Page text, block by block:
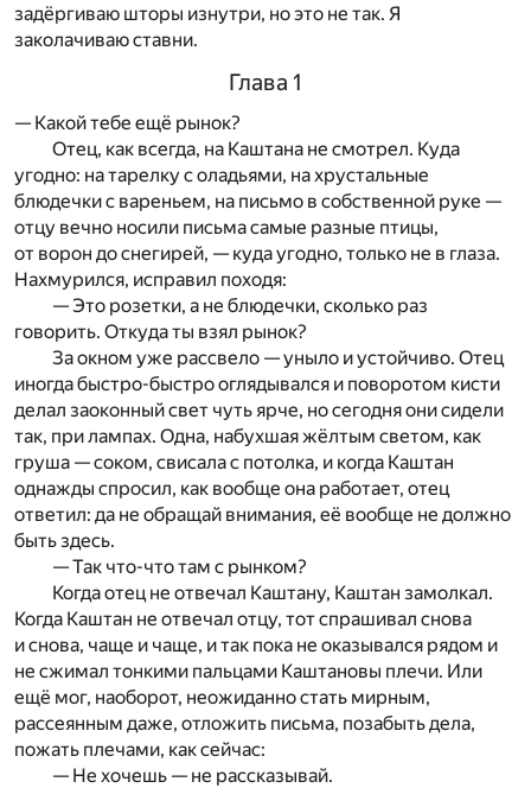
задёргиваю шторы изнутри, но это не так. Я
заколачиваю ставни.
Глава 1
— Какой тебе ещё рынок?
Отец, как всегда, на Каштана не смотрел. Куда
угодно: на тарелку с оладьями, на хрустальные
блюдечки с вареньем, на письмо в собственной руке —
отцу вечно носили письма самые разные птицы,
от ворон до снегирей, — куда угодно, только не в глаза.
Нахмурился, исправил походя:
— Это розетки, а не блюдечки, сколько раз
говорить. Откуда ты взял рынок?
За окном уже рассвело — уныло и устойчиво. Отец
иногда быстро-быстро оглядывался и поворотом кисти
делал заоконный свет чуть ярче, но сегодня они сидели
так, при лампах. Одна, набухшая жёлтым светом, как
груша — соком, свисала с потолка, и когда Каштан
однажды спросил, как вообще она работает, отец
ответил: да не обращай внимания, её вообще не должно
быть здесь.
— Так что-что там с рынком?
Когда отец не отвечал Каштану, Каштан замолкал.
Когда Каштан не отвечал отцу, тот спрашивал снова
и снова, чаще и чаще, и так пока не оказывался рядом и
не сжимал тонкими пальцами Каштановы плечи. Или
ещё мог, наоборот, неожиданно стать мирным,
рассеянным даже, отложить письма, позабыть дела,
пожать плечами, как сейчас:
— Не хочешь — не рассказывай.